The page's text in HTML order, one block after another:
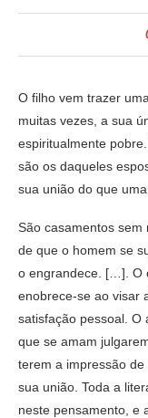
O filho vem trazer
muitas vezes, a sua
espiritualmente
são os daqueles
sua união do que
São casamentos
de que o homem se
o engrandece. […]. O
enobrece-se ao visar
satisfação pessoal. O
que se amam
terem a impressão
sua união. Toda a
neste pensamento, e